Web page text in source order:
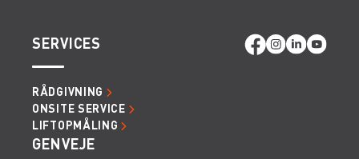
SERVICES
RÅDGIVNING
ONSITE SERVICE
LIFTOPMÅLING
GENVEJE